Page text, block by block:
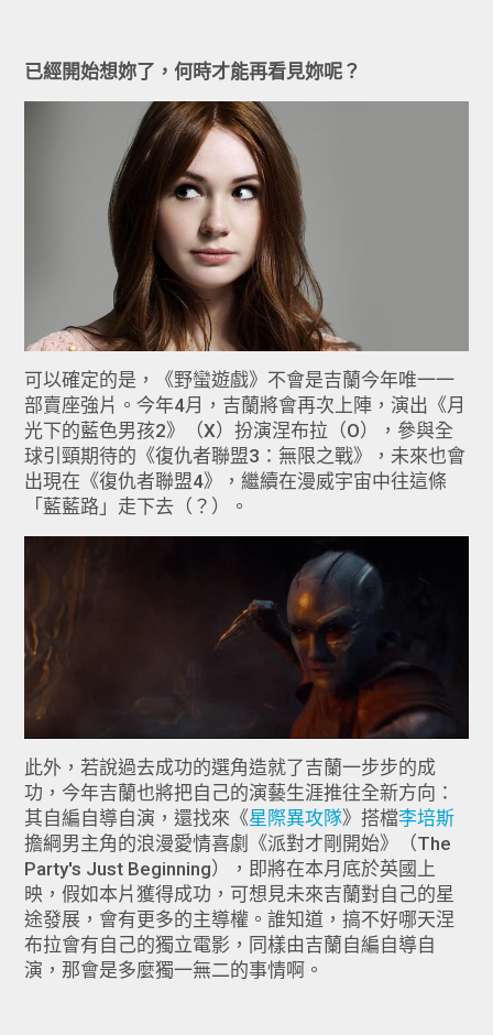
已經開始想妳了，何時才能再看見妳呢？
可以確定的是，《野蠻遊戲》不會是吉蘭今年唯一一
部賣座強片。今年4月，吉蘭將會再次上陣，演出《月
光下的藍色男孩2》（X）扮演涅布拉（O），參與全
球引頸期待的《復仇者聯盟3：無限之戰》，未來也會
出現在《復仇者聯盟4》，繼續在漫威宇宙中往這條
「藍藍路」走下去（？）。
此外，若說過去成功的選角造就了吉蘭一步步的成
功，今年吉蘭也將把自己的演藝生涯推往全新方向：
其自編自導自演，還找來《星際異攻隊》搭檔李培斯
擔綱男主角的浪漫愛情喜劇《派對才剛開始》（The
Party's Just Beginning），即將在本月底於英國上
映，假如本片獲得成功，可想見未來吉蘭對自己的星
途發展，會有更多的主導權。誰知道，搞不好哪天涅
布拉會有自己的獨立電影，同樣由吉蘭自編自導自
演，那會是多麼獨一無二的事情啊。